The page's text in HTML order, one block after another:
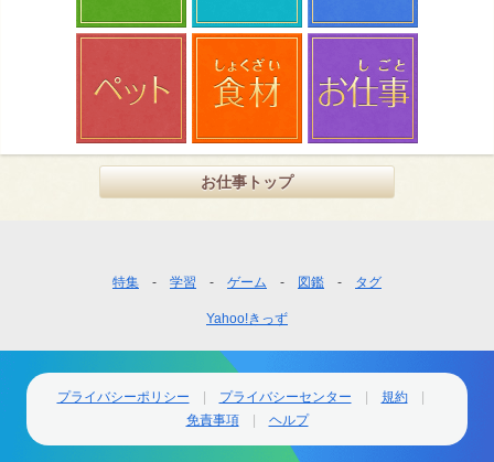
お仕事トップ
ー
ナ
ビ
特集 学習 ゲーム 図鑑 タグ
Yahoo!きっず
プライバシーポリシー プライバシーセンター
規約
免責事項
ヘルプ